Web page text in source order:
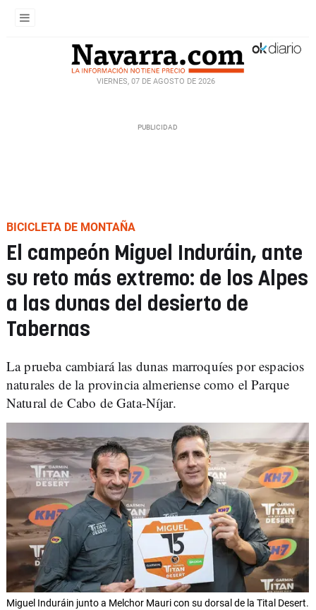
VIERNES, 07 DE AGOSTO DE 2026
BICICLETA DE MONTAÑA
El campeón Miguel Induráin, ante
su reto más extremo: de los Alpes
a las dunas del desierto de
Tabernas
La prueba cambiará las dunas marroquíes por espacios
naturales de la provincia almeriense como el Parque
Natural de Cabo de Gata-Níjar.
Miguel Induráin junto a Melchor Mauri con su dorsal de la Tital Desert.